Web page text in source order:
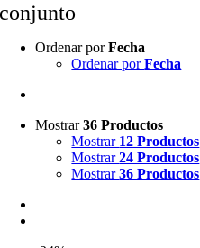
conjunto
Ordenar porFecha
Ordenar porFecha
Mostrar36 Productos
Mostrar 12 Productos
Mostrar24 Productos
Mostrar36 Productos